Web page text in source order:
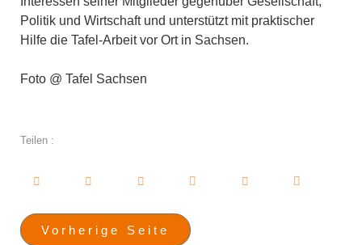
Politik und Wirtschaft und unterstützt mit praktischer
Hilfe die Tafel-Arbeit vor Ort in Sachsen.
Foto @ Tafel Sachsen
Teilen :
Vorherige Seite